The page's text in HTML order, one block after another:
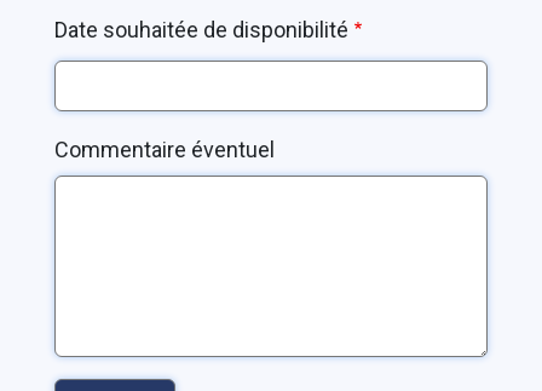
Date souhaitée de disponibilité
Commentaire éventuel